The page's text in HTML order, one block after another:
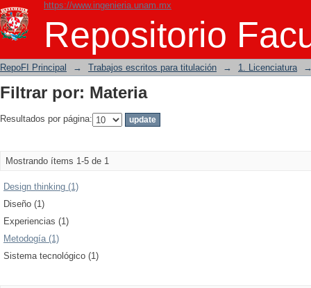
https://www.ingenieria.unam.mx
Repositorio
Filtrar por: Materia
RepoFI Principal → Trabajos escritos para titulación → 1. Licenciatura
Filtrar por: Materia
Resultados por página:
Mostrando ítems 1-5 de 1
Design thinking (1)
Diseño (1)
Experiencias (1)
Metodogía (1)
Sistema tecnológico (1)